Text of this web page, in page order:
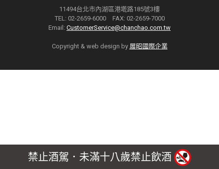
11494台北市內湖區港墘路185號3樓
TEL: 02-2659-6000 FAX: 02-2659-7000
Email: CustomerService@chanchao.com.tw
Copyright & web design by 展昭國際企業
禁止酒駕．未滿十八歲禁止飲酒